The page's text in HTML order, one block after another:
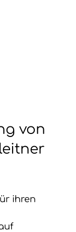
von
ihren